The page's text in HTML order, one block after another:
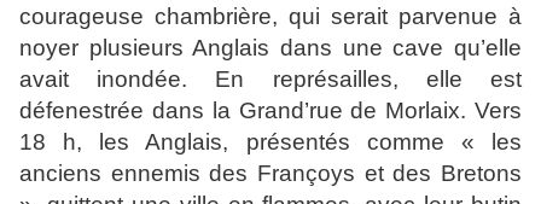
courageuse chambrière, qui serait parvenue à
noyer plusieurs Anglais dans une cave qu’elle
avait inondée. En représailles, elle est
défenestrée dans la Grand’rue de Morlaix. Vers
18 h, les Anglais, présentés comme « les
anciens ennemis des Françoys et des Bretons